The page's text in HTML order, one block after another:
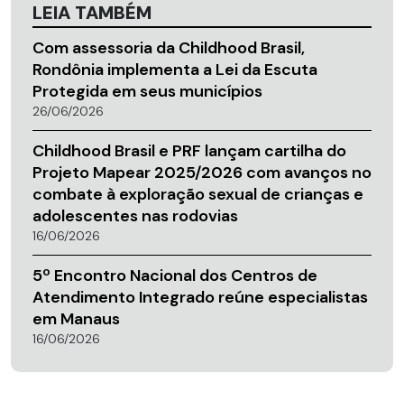
LEIA TAMBÉM
Com assessoria da Childhood Brasil,
Rondônia implementa a Lei da Escuta
Protegida em seus municípios
26/06/2026
Childhood Brasil e PRF lançam cartilha do
Projeto Mapear 2025/2026 com avanços no
combate à exploração sexual de crianças e
adolescentes nas rodovias
16/06/2026
5º Encontro Nacional dos Centros de
Atendimento Integrado reúne especialistas
em Manaus
16/06/2026